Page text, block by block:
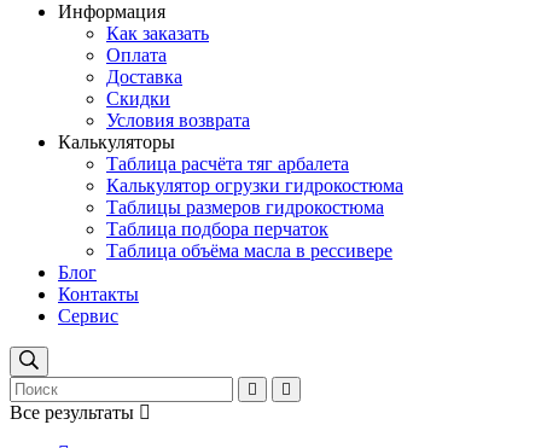
Информация
Как заказать
Оплата
Доставка
Скидки
Условия возврата
Калькуляторы
Таблица расчёта тяг арбалета
Калькулятор огрузки гидрокостюма
Таблицы размеров гидрокостюма
Таблица подбора перчаток
Таблица объёма масла в рессивере
Блог
Контакты
Сервис
Все результаты